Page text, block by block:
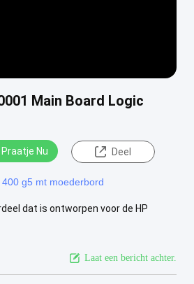
Main Board Logic
Praatje Nu Deel
400 g5 mt moederbord
dat is ontworpen voor de HP
Laat een bericht achter.